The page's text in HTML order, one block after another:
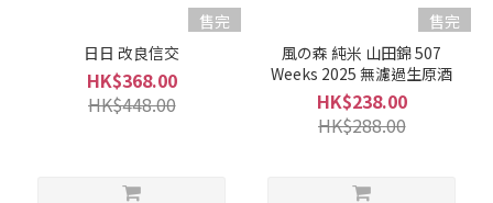
售完
日日 改良信交
HK$368.00
HK$448.00
售完
風の森 純米 山田錦 507
Weeks 2025 無濾過生原酒
HK$238.00
HK$288.00